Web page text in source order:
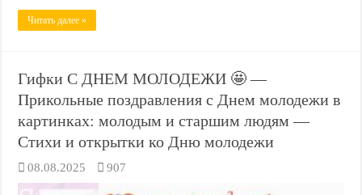
Читать далее »
Гифки С ДНЕМ МОЛОДЕЖИ 🤩 —
Прикольные поздравления с Днем молодежи в
картинках: молодым и старшим людям —
Стихи и открытки ко Дню молодежи
08.08.2025 907